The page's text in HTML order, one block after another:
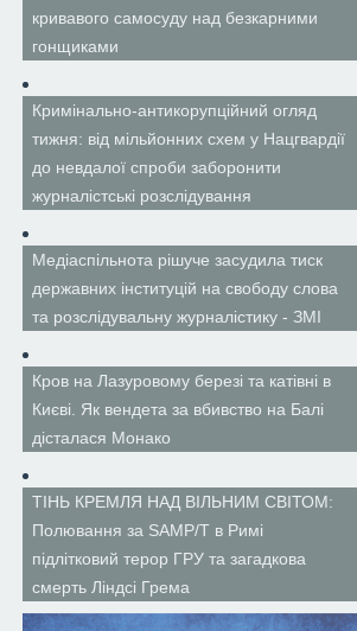
кривавого самосуду над безкарними
гонщиками
Кримінально-антикорупційний огляд
тижня: від мільйонних схем у Нацгвардії
до невдалої спроби заборонити
журналістські розслідування
Медіаспільнота рішуче засудила тиск
державних інституцій на свободу слова
та розслідувальну журналістику - ЗМІ
Кров на Лазуровому березі та катівні в
Києві. Як вендета за вбивство на Балі
дісталася Монако
ТІНЬ КРЕМЛЯ НАД ВІЛЬНИМ СВІТОМ:
Полювання за SAMP/T в Римі
підлітковий терор ГРУ та загадкова
смерть Ліндсі Грема